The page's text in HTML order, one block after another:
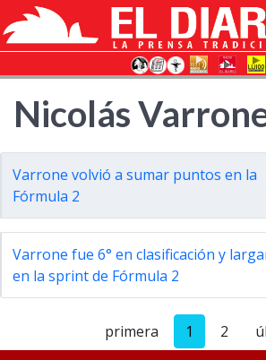
Nicolás
Varrone volvió a sumar puntos en la
Fórmula 2
Varrone fue 6° en clasificación y
en la sprint de Fórmula 2
primera 1 2